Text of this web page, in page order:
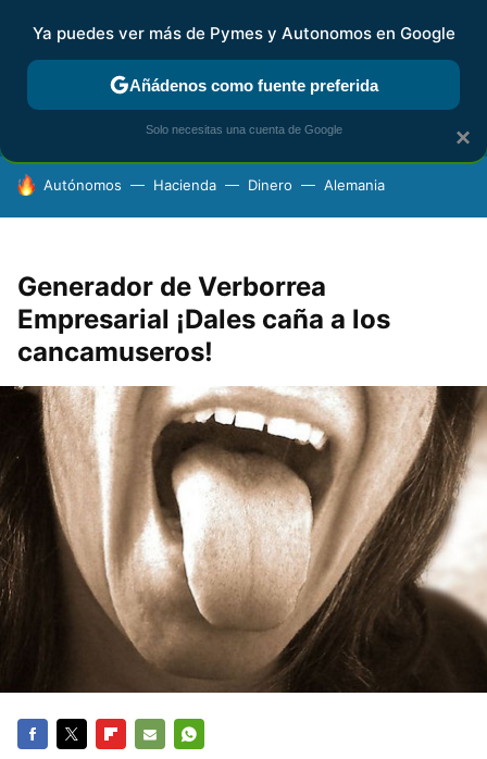
FISCALIDAD Y CONTABILIDAD KIT DIGITAL RENTA
HOY SE HABLA DE
Autónomos Hacienda Dinero Alemania
Generador de Verborrea
Empresarial ¡Dales caña a los
cancamuseros!
×
Ya puedes ver más de Pymes y Autonomos en Google
Añádenos como fuente preferida
Solo necesitas una cuenta de Google